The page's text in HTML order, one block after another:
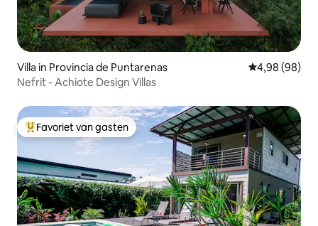
Villa in Provincia de Puntarenas Gemiddelde
4,98 (98)
Nefrit - Achiote Design Villas
Topfavoriet van gasten
Favoriet van gasten